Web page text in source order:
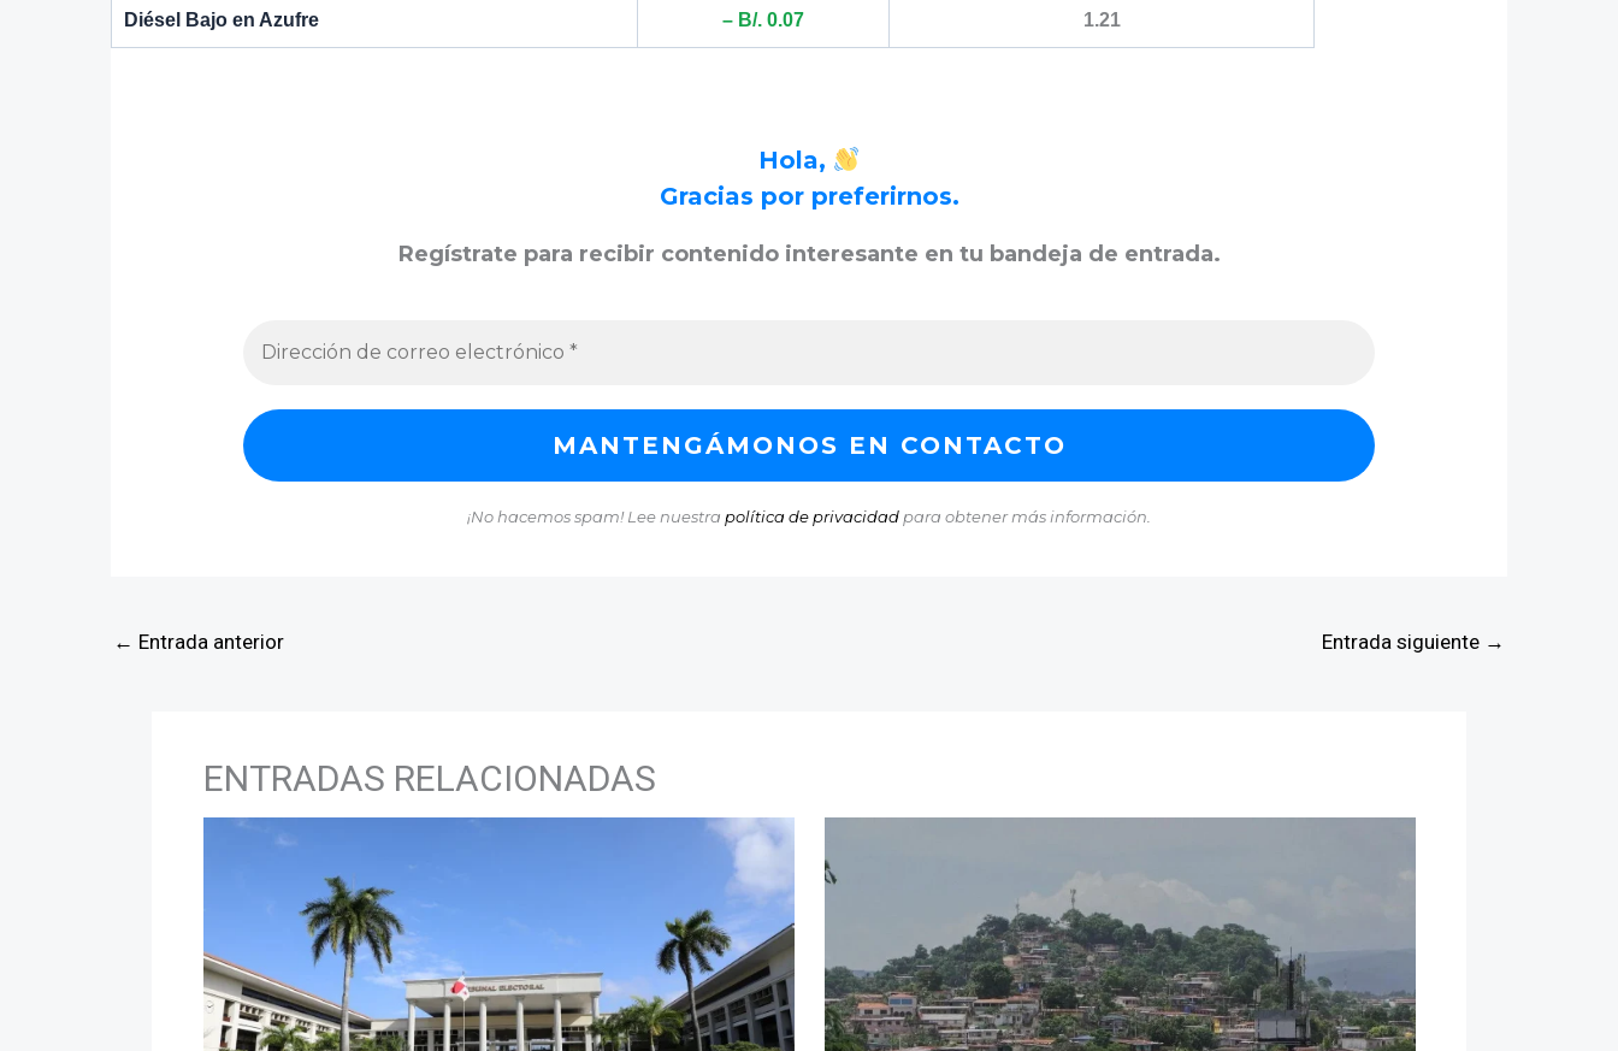
Diésel Bajo en Azufre – B/. 0.07 1.21
Hola,
Gracias por preferirnos.
Regístrate para recibir contenido interesante en tu bandeja de entrada.
¡No hacemos spam! Lee nuestra política de privacidadpara obtener más información.
← Entrada anterior Entrada siguiente →
ENTRADAS RELACIONADAS